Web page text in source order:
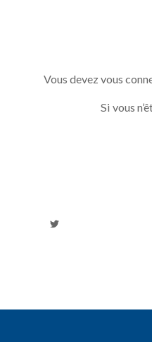
Vous devez vous
Si vous